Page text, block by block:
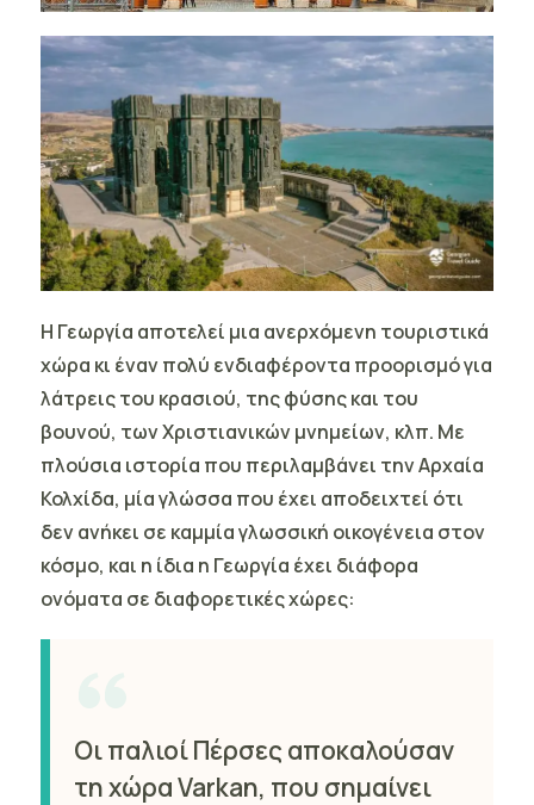
Η Γεωργία αποτελεί μια ανερχόμενη τουριστικά
χώρα κι έναν πολύ ενδιαφέροντα προορισμό για
λάτρεις του κρασιού, της φύσης και του
βουνού, των Χριστιανικών μνημείων, κλπ. Με
πλούσια ιστορία που περιλαμβάνει την Αρχαία
Κολχίδα, μία γλώσσα που έχει αποδειχτεί ότι
δεν ανήκει σε καμμία γλωσσική οικογένεια στον
κόσμο, και η ίδια η Γεωργία έχει διάφορα
ονόματα σε διαφορετικές χώρες:
Οι παλιοί Πέρσες αποκαλούσαν
τη χώρα Varkan, που σημαίνει